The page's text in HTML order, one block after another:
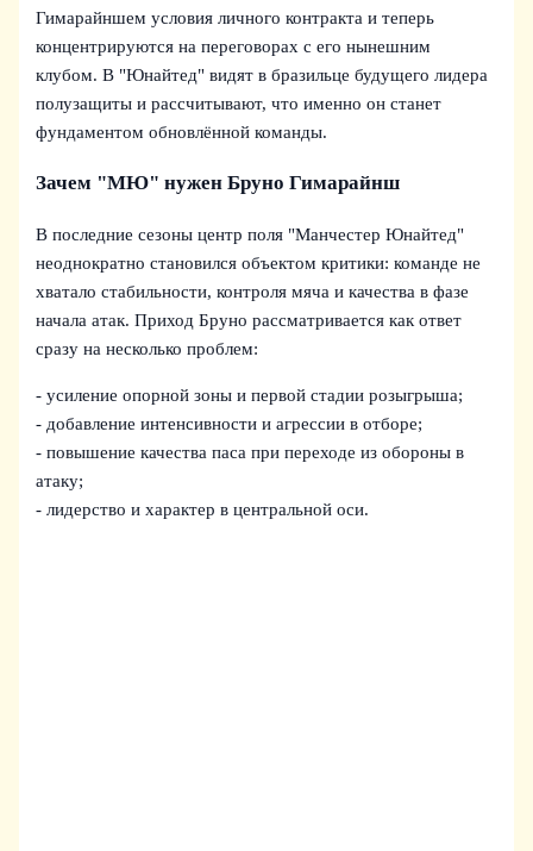
Гимарайншем условия личного контракта и теперь
концентрируются на переговорах с его нынешним
клубом. В "Юнайтед" видят в бразильце будущего лидера
полузащиты и рассчитывают, что именно он станет
фундаментом обновлённой команды.
Зачем "МЮ" нужен Бруно Гимарайнш
В последние сезоны центр поля "Манчестер Юнайтед"
неоднократно становился объектом критики: команде не
хватало стабильности, контроля мяча и качества в фазе
начала атак. Приход Бруно рассматривается как ответ
сразу на несколько проблем:
- усиление опорной зоны и первой стадии розыгрыша;
- добавление интенсивности и агрессии в отборе;
- повышение качества паса при переходе из обороны в
атаку;
- лидерство и характер в центральной оси.